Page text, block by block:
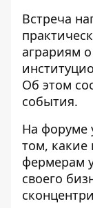
Встреча
аграриям
Об этом
события.
На форуме
том, какие
фермерам
своего